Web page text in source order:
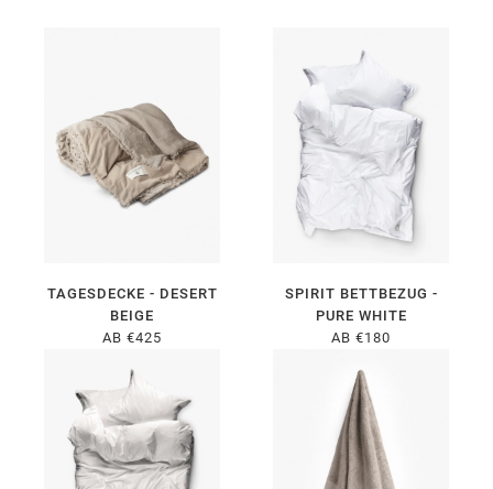
TAGESDECKE - DESERT
BEIGE
AB €425
SPIRIT BETTBEZUG -
PURE WHITE
AB €180